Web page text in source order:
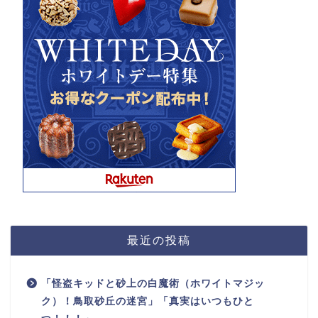
最近の投稿
「怪盗キッドと砂上の白魔術（ホワイトマジッ
ク）！鳥取砂丘の迷宮」「真実はいつもひと